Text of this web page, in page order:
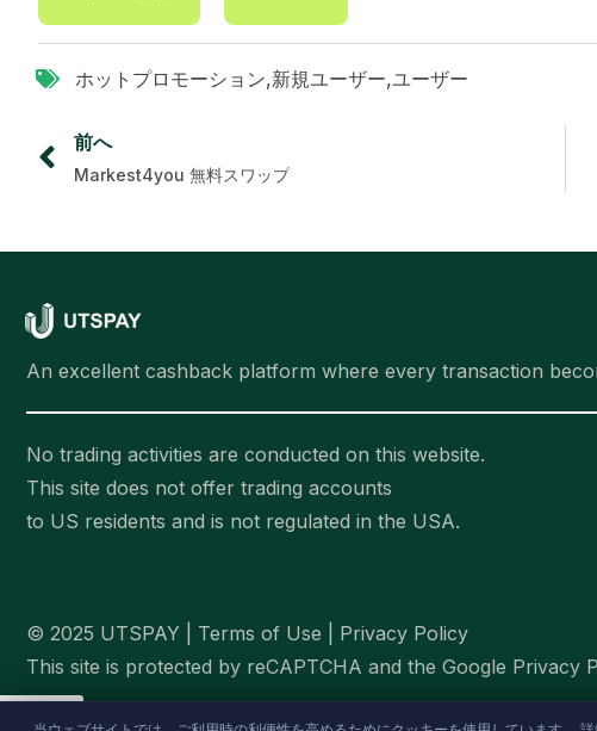
ホットプロモーション,新規ユーザー,ユーザー
前へ
Markest4you 無料スワップ
An excellent cashback platform where every transaction
No trading activities are conducted on this website.
This site does not offer trading accounts
to US residents and is not regulated in the USA.
© 2025 UTSPAY | Terms of Use
Privacy Policy
This site is protected by reCAPTCHA and the Google Privacy